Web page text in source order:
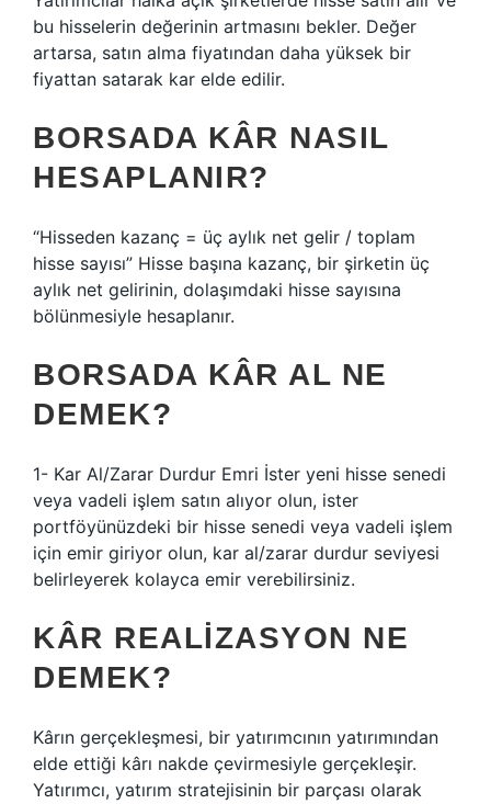
bu hisselerin değerinin artmasını bekler. Değer
artarsa, satın alma fiyatından daha yüksek bir
fiyattan satarak kar elde edilir.
BORSADA KÂR NASIL
HESAPLANIR?
“Hisseden kazanç = üç aylık net gelir / toplam
hisse sayısı” Hisse başına kazanç, bir şirketin üç
aylık net gelirinin, dolaşımdaki hisse sayısına
bölünmesiyle hesaplanır.
BORSADA KÂR AL NE
DEMEK?
1- Kar Al/Zarar Durdur Emri İster yeni hisse senedi
veya vadeli işlem satın alıyor olun, ister
portföyünüzdeki bir hisse senedi veya vadeli işlem
için emir giriyor olun, kar al/zarar durdur seviyesi
belirleyerek kolayca emir verebilirsiniz.
KÂR REALIZASYON NE
DEMEK?
Kârın gerçekleşmesi, bir yatırımcının yatırımından
elde ettiği kârı nakde çevirmesiyle gerçekleşir.
Yatırımcı, yatırım stratejisinin bir parçası olarak